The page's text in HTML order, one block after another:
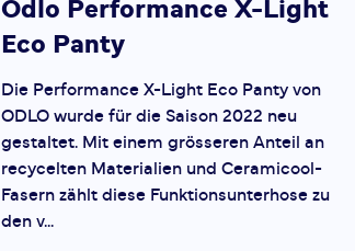
Odlo Performance X-Light
Eco Panty
Die Performance X-Light Eco Panty von
ODLO wurde für die Saison 2022 neu
gestaltet. Mit einem grösseren Anteil an
recycelten Materialien und Ceramicool-
Fasern zählt diese Funktionsunterhose zu
den v...